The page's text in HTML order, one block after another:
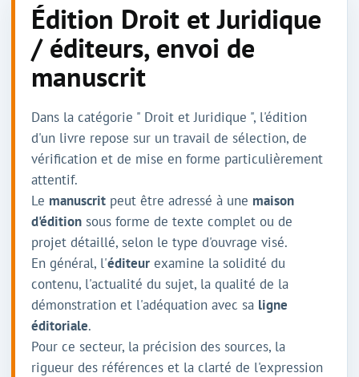
Édition Droit et Juridique
/ éditeurs, envoi de
manuscrit
Dans la catégorie " Droit et Juridique ", l'édition
d'un livre repose sur un travail de sélection, de
vérification et de mise en forme particulièrement
attentif.
Le manuscrit peut être adressé à une maison
d'édition sous forme de texte complet ou de
projet détaillé, selon le type d'ouvrage visé.
En général, l'éditeur examine la solidité du
contenu, l'actualité du sujet, la qualité de la
démonstration et l'adéquation avec sa ligne
éditoriale.
Pour ce secteur, la précision des sources, la
rigueur des références et la clarté de l'expression